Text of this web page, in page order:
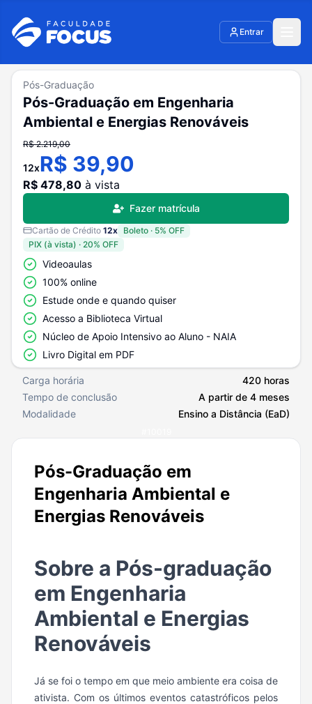
Entrar
Pós-Graduação em
Engenharia Ambiental e
Energias Renováveis
Sobre a Pós-graduação
em Engenharia
Ambiental e Energias
Renováveis
Já se foi o tempo em que meio ambiente era coisa de
ativista. Com os últimos eventos catastróficos pelos
Pós-Graduação
Pós-Graduação em Engenharia
Ambiental e Energias Renováveis
R$2.219,00
12xR$ 39,90
R$ 478,80 à vista
Fazer matrícula
Cartão de Crédito 12x Boleto · 5% OFF
PIX (à vista) · 20% OFF
Videoaulas
100% online
Estude onde e quando quiser
Acesso a Biblioteca Virtual
Núcleo de Apoio Intensivo ao Aluno - NAIA
Livro Digital em PDF
Carga horária
420 horas
Tempo de conclusão
A partir de 4 meses
Modalidade
Ensino a Distância (EaD)